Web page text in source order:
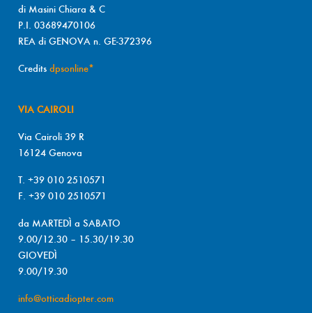
di Masini Chiara & C
P.I. 03689470106
REA di GENOVA n. GE-372396
Credits dpsonline*
VIA CAIROLI
Via Cairoli 39 R
16124 Genova
T. +39 010 2510571
F. +39 010 2510571
da MARTEDÌ a SABATO
9.00/12.30 – 15.30/19.30
GIOVEDÌ
9.00/19.30
info@otticadiopter.com